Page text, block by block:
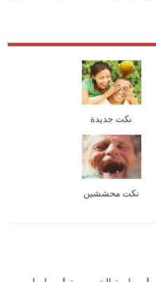
نكت جديدة
نكت محششين